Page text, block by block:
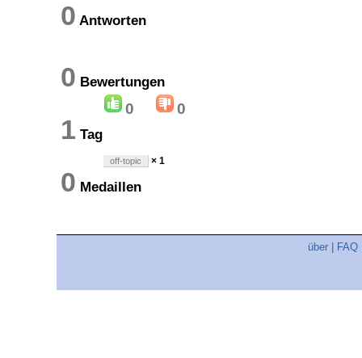
0 Antworten
0 Bewertungen
0 0
1 Tag
off-topic × 1
0 Medaillen
über FAQ